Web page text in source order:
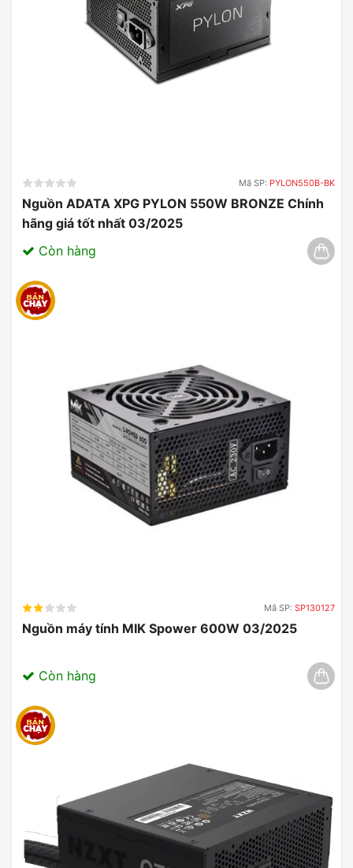
Mã SP: PYLON550B-BK
Nguồn ADATA XPG PYLON 550W BRONZE Chính
hãng giá tốt nhất 03/2025
Còn hàng
Mã SP: SP130127
Nguồn máy tính MIK Spower 600W 03/2025
Còn hàng